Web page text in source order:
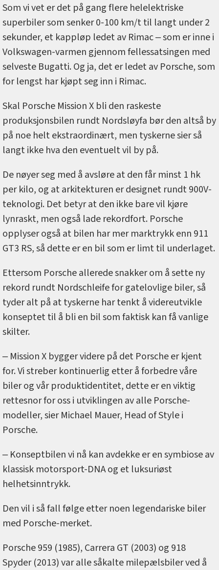
Som vi vet er det på gang flere helelektriske
superbiler som senker 0-100 km/t til langt under 2
sekunder, et kappløp ledet av Rimac ‒ som er inne i
Volkswagen-varmen gjennom fellessatsingen med
selveste Bugatti. Og ja, det er ledet av Porsche, som
for lengst har kjøpt seg inn i Rimac.
Skal Porsche Mission X bli den raskeste
produksjonsbilen rundt Nordsløyfa bør den altså by
på noe helt ekstraordinært, men tyskerne sier så
langt ikke hva den eventuelt vil by på.
De nøyer seg med å avsløre at den får minst 1 hk
per kilo, og at arkitekturen er designet rundt 900V-
teknologi. Det betyr at den ikke bare vil kjøre
lynraskt, men også lade rekordfort. Porsche
opplyser også at bilen har mer marktrykk enn 911
GT3 RS, så dette er en bil som er limt til underlaget.
Ettersom Porsche allerede snakker om å sette ny
rekord rundt Nordschleife for gatelovlige biler, så
tyder alt på at tyskerne har tenkt å videreutvikle
konseptet til å bli en bil som faktisk kan få vanlige
skilter.
‒ Mission X bygger videre på det Porsche er kjent
for. Vi streber kontinuerlig etter å forbedre våre
biler og vår produktidentitet, dette er en viktig
rettesnor for oss i utviklingen av alle Porsche-
modeller, sier Michael Mauer, Head of Style i
Porsche.
‒ Konseptbilen vi nå kan avdekke er en symbiose av
klassisk motorsport-DNA og et luksuriøst
helhetsinntrykk.
Den vil i så fall følge etter noen legendariske biler
med Porsche-merket.
Porsche 959 (1985), Carrera GT (2003) og 918
Spyder (2013) var alle såkalte milepælsbiler ved å